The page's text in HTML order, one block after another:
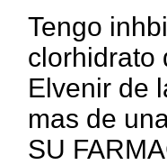
Tengo
clorhidrato
Elvenir de
mas de
SU